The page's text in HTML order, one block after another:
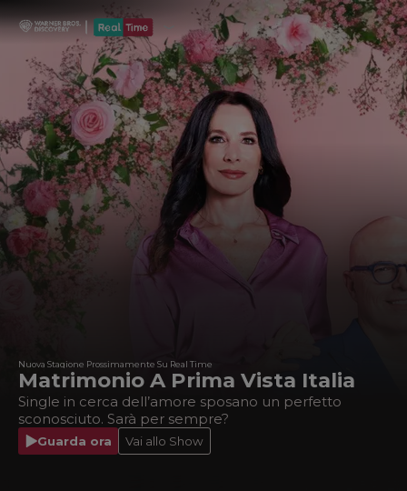
Nuova Stagione Prossimamente Su Real Time
Matrimonio A Prima Vista Italia
Single in cerca dell’amore sposano un perfetto
sconosciuto. Sarà per sempre?
Guarda ora Vai allo Show